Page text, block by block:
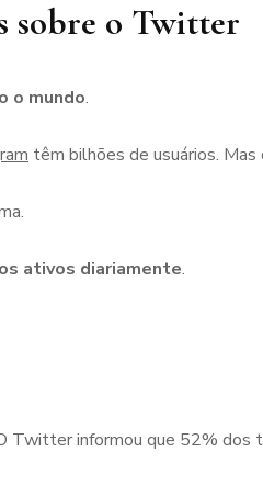
sobre o Twitter
o mundo.
têm bilhões de usuários.
ativos diariamente.
Twitter informou que 52% dos